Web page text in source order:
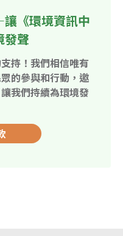
《環境資訊中
發聲
持！我們相信唯有
的參與和行動，邀
我們持續為環境發